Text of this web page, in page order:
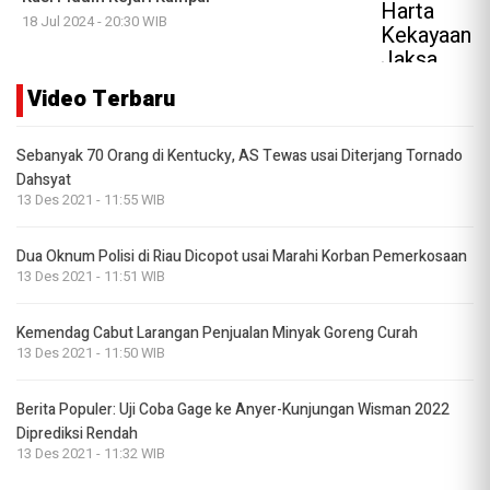
18 Jul 2024 - 20:30 WIB
Video Terbaru
Sebanyak 70 Orang di Kentucky, AS Tewas usai Diterjang Tornado
Dahsyat
13 Des 2021 - 11:55 WIB
Dua Oknum Polisi di Riau Dicopot usai Marahi Korban Pemerkosaan
13 Des 2021 - 11:51 WIB
Kemendag Cabut Larangan Penjualan Minyak Goreng Curah
13 Des 2021 - 11:50 WIB
Berita Populer: Uji Coba Gage ke Anyer-Kunjungan Wisman 2022
Diprediksi Rendah
13 Des 2021 - 11:32 WIB